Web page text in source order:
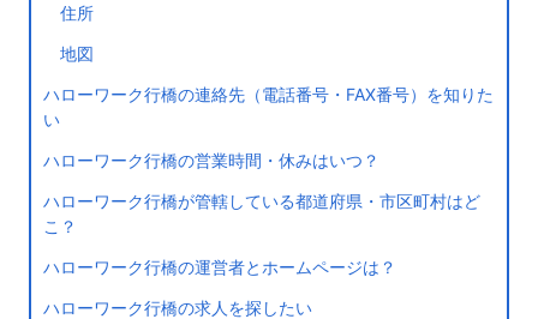
住所
地図
ハローワーク行橋の連絡先（電話番号・FAX番号）を知りた
い
ハローワーク行橋の営業時間・休みはいつ？
ハローワーク行橋が管轄している都道府県・市区町村はど
こ？
ハローワーク行橋の運営者とホームページは？
ハローワーク行橋の求人を探したい